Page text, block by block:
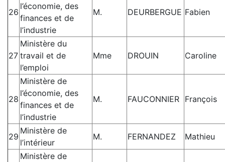
26
l’économie, des
finances et de
l’industrie
M. DEURBERGUE Fabien
27
Ministère du
travail et de
l’emploi
Mme DROUIN Caroline
28
Ministère de
l’économie, des
finances et de
l’industrie
M. FAUCONNIER François
29
Ministère de
l’intérieur
M. FERNANDEZ Mathieu
Ministère de